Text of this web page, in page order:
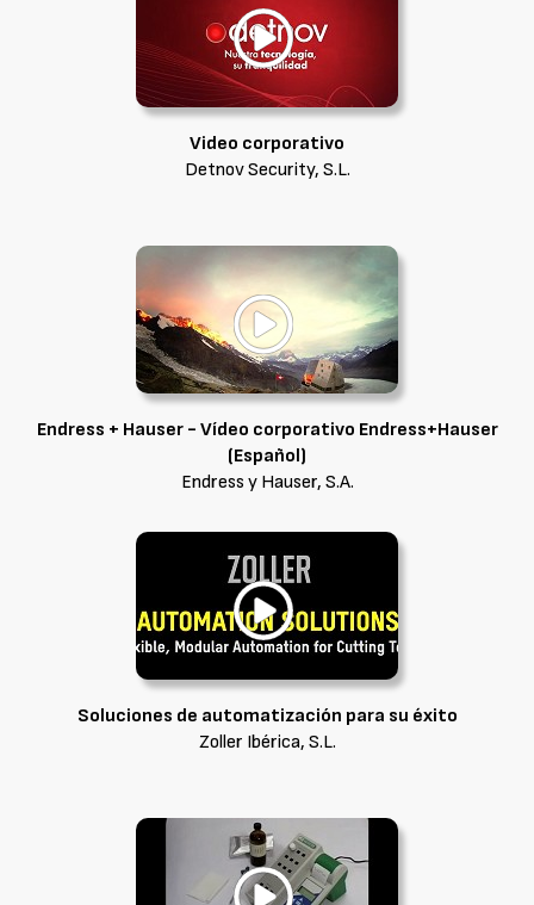
Video corporativo
Detnov Security, S.L.
Endress + Hauser - Vídeo corporativo Endress+Hauser
(Español)
Endress y Hauser, S.A.
Soluciones de automatización para su éxito
Zoller Ibérica, S.L.